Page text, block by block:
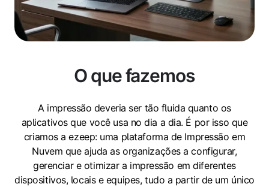
O que fazemos
A impressão deveria ser tão fluida quanto os
aplicativos que você usa no dia a dia. É por isso que
criamos a ezeep: uma plataforma de Impressão em
Nuvem que ajuda as organizações a configurar,
gerenciar e otimizar a impressão em diferentes
dispositivos, locais e equipes, tudo a partir de um único